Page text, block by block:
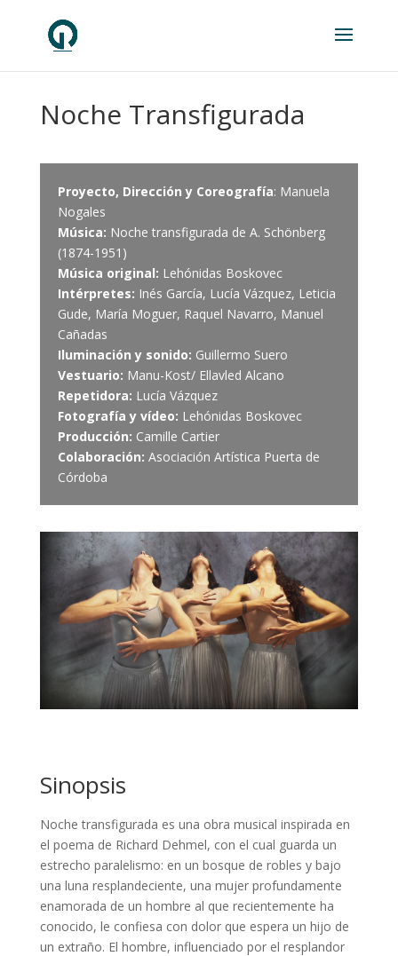
Noche Transfigurada
Proyecto, Dirección y Coreografía: Manuela
Nogales
Música: Noche transfigurada de A. Schönberg
(1874-1951)
Música original: Lehónidas Boskovec
Intérpretes: Inés García, Lucía Vázquez, Leticia
Gude, María Moguer, Raquel Navarro, Manuel
Cañadas
Iluminación y sonido: Guillermo Suero
Vestuario: Manu-Kost/ Ellavled Alcano
Repetidora: Lucía Vázquez
Fotografía y vídeo: Lehónidas Boskovec
Producción: Camille Cartier
Colaboración: Asociación Artística Puerta de
Córdoba
Sinopsis
Noche transfigurada es una obra musical inspirada en
el poema de Richard Dehmel, con el cual guarda un
estrecho paralelismo: en un bosque de robles y bajo
una luna resplandeciente, una mujer profundamente
enamorada de un hombre al que recientemente ha
conocido, le confiesa con dolor que espera un hijo de
un extraño. El hombre, influenciado por el resplandor